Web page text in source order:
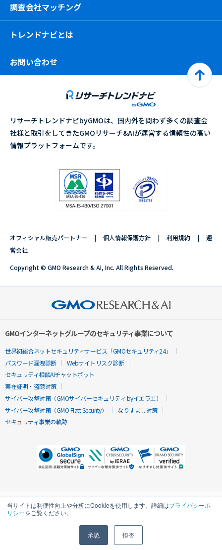
当サイトは利便性向上や分析にCookieを使用します。詳細はプライバシーポ
リシーをご覧ください。
承認 拒否
調査会社マッチング
トレンドナビとは
お問い合わせ
リサーチトレンドナビbyGMOは、国内外を問わず多くの調査会
社様と取引をしてきたGMOリサーチ&AIが運営する信頼性の高い
情報プラットフォームです。
オフィシャル販売パートナー 個人情報保護方針 利用規約
運
営会社
Copyright © GMO Research & AI, Inc. All Rights Reserved.
GMOインターネットグループのセキュリティ事業について
世界初総合ネットセキュリティサービス「GMOセキュリティ24」
パスワード漏洩診断
Webサイトリスク診断
セキュリティ相談AIチャットボット
実在証明・盗聴対策
サイバー攻撃対策（GMOサイバーセキュリティ byイエラエ）
サイバー攻撃対策（GMO Flatt Security）
なりすまし対策
セキュリティ事業の軌跡